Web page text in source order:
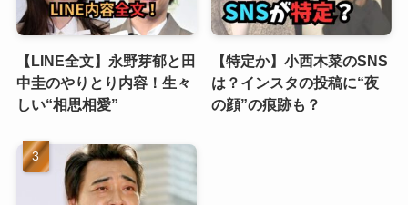
【LINE全文】永野芽郁と田
中圭のやりとり内容！生々
しい“相思相愛”
【特定か】小西木菜のSNS
は？インスタの投稿に“夜
の顔”の痕跡も？